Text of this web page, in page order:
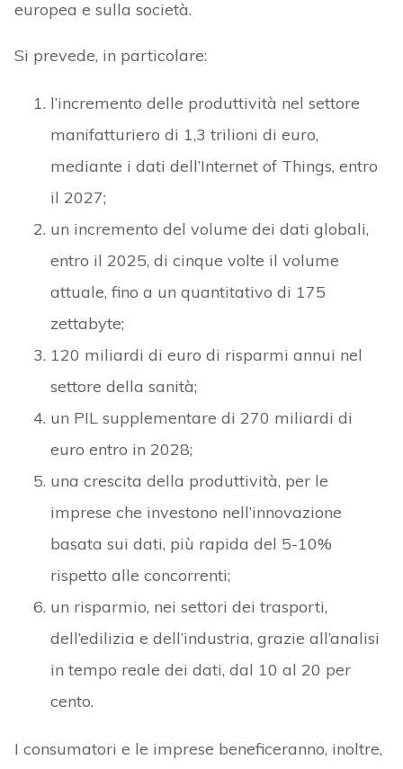
europea e sulla società.
Si prevede, in particolare:
l’incremento delle produttività nel settore
manifatturiero di 1,3 trilioni di euro,
mediante i dati dell’Internet of Things, entro
il 2027;
un incremento del volume dei dati globali,
entro il 2025, di cinque volte il volume
attuale, fino a un quantitativo di 175
zettabyte;
120 miliardi di euro di risparmi annui nel
settore della sanità;
un PIL supplementare di 270 miliardi di
euro entro in 2028;
una crescita della produttività, per le
imprese che investono nell’innovazione
basata sui dati, più rapida del 5-10%
rispetto alle concorrenti;
un risparmio, nei settori dei trasporti,
dell’edilizia e dell’industria, grazie all’analisi
in tempo reale dei dati, dal 10 al 20 per
cento.
I consumatori e le imprese beneficeranno, inoltre,